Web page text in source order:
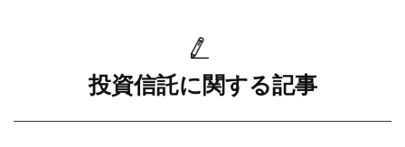
投資信託に関する記事